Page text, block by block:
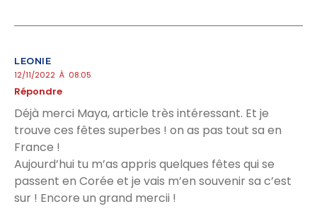
LEONIE
12/11/2022 À 08:05
Répondre
Déjà merci Maya, article très intéressant. Et je
trouve ces fêtes superbes ! on as pas tout sa en
France !
Aujourd’hui tu m’as appris quelques fêtes qui se
passent en Corée et je vais m’en souvenir sa c’est
sur ! Encore un grand mercii !